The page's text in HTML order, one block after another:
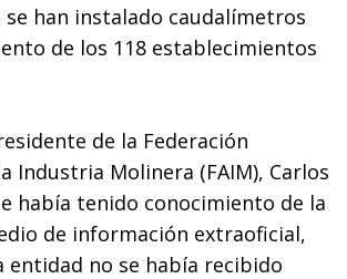
se han instalado caudalímetros
de los 118 establecimientos
de la Federación
Industria Molinera (FAIM), Carlos
había tenido conocimiento de la
de información extraoficial,
entidad no se había recibido